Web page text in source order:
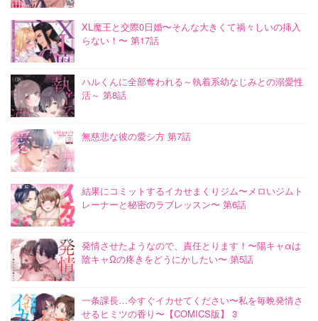
XL魔王と交際0日婚〜そんな大きくて禍々しいの挿入
らない！〜 第17話
ハルくんに全部奪われる～執着系幼なじみとの溺愛性
活～ 第8話
無慈悲な彼の愛シ方 第7話
結果にコミットするイカせまくりジム〜メロいジムト
レーナーと秘密のラブレッスン〜 第6話
発情させたようなので、責任とります！〜陽キャαは
陰キャΩの疼きをどうにかしたい〜 第5話
一条課長…今すぐイカせてください〜私を毎晩発情さ
せるヒミツの香り〜【COMICS版】 3